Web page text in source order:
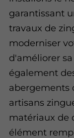
garantissant
travaux de
moderniser
d'améliorer
également
abergements
artisans
matériaux de
élément